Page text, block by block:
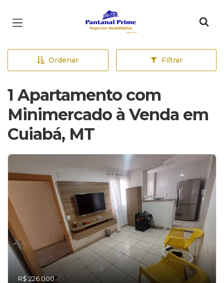
Página inicial
Ordenar Filtrar
1 Apartamento com
Minimercado à Venda em
Cuiabá, MT
R$ 226.000